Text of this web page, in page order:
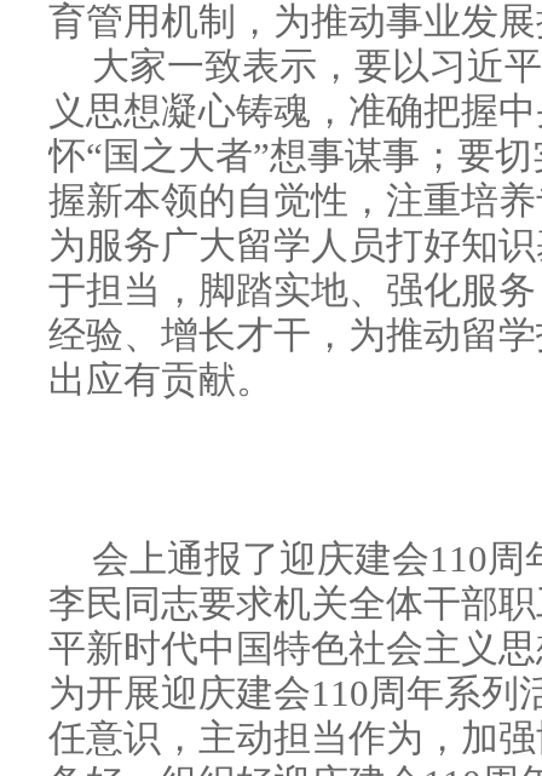
育管用机制，为推动事业发
大家一致表示，要以习近
义思想凝心铸魂，准确把握
怀“国之大者”想事谋事；要
握新本领的自觉性，注重培
为服务广大留学人员打好知
于担当，脚踏实地、强化服
经验、增长才干，为推动留
出应有贡献。
会上通报了迎庆建会110
李民同志要求机关全体干部
平新时代中国特色社会主义
为开展迎庆建会110周年系列
任意识，主动担当作为，加